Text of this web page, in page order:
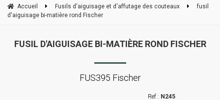
Accueil Fusils d'aiguisage et d'affutage des couteaux
fusil
d'aiguisage bi-matière rond Fischer
FUSIL D'AIGUISAGE BI-MATIÈRE ROND FISCHER
FUS395 Fischer
N245